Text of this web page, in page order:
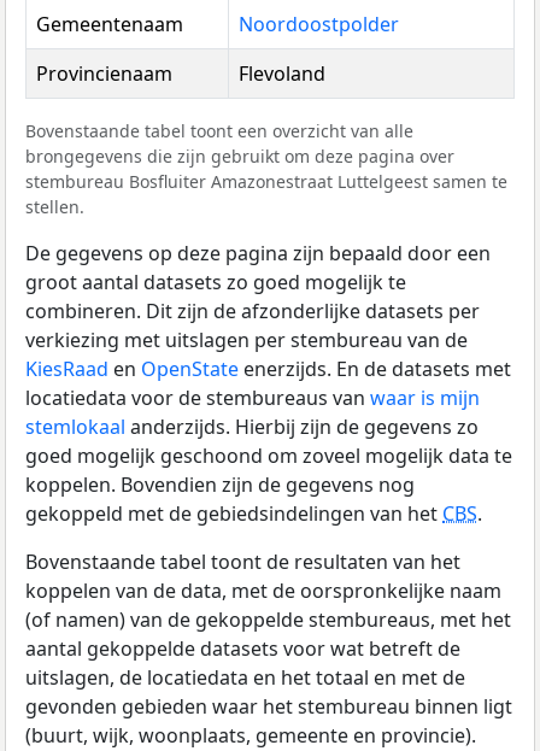
Gemeentenaam
Noordoostpolder
Provincienaam
Flevoland
Bovenstaande tabel toont een overzicht van alle
brongegevens die zijn gebruikt om deze pagina over
stembureau Bosfluiter Amazonestraat Luttelgeest samen te
stellen.
De gegevens op deze pagina zijn bepaald door een
groot aantal datasets zo goed mogelijk te
combineren. Dit zijn de afzonderlijke datasets per
verkiezing met uitslagen per stembureau van de
KiesRaad en OpenState enerzijds. En de datasets met
locatiedata voor de stembureaus van waar is mijn
stemlokaal anderzijds. Hierbij zijn de gegevens zo
goed mogelijk geschoond om zoveel mogelijk data te
koppelen. Bovendien zijn de gegevens nog
gekoppeld met de gebiedsindelingen van het CBS.
Bovenstaande tabel toont de resultaten van het
koppelen van de data, met de oorspronkelijke naam
(of namen) van de gekoppelde stembureaus, met het
aantal gekoppelde datasets voor wat betreft de
uitslagen, de locatiedata en het totaal en met de
gevonden gebieden waar het stembureau binnen ligt
(buurt, wijk, woonplaats, gemeente en provincie).